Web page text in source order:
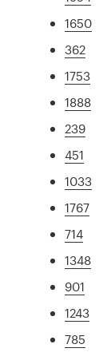
1650
362
1753
1888
239
451
1033
1767
714
1348
901
1243
785